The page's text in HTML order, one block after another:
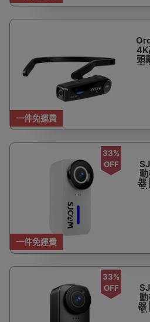
一件免運費
4K
頭
真
一件免運費
33%
OFF
器
33%
OFF
器